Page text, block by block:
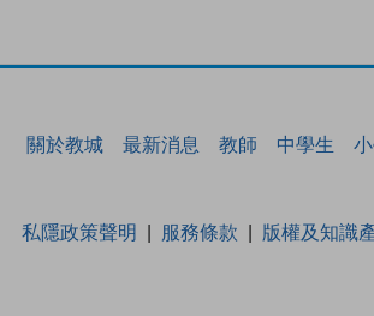
關於教城 最新消息 教師 中學生
私隱政策聲明 服務條款 版權及知識